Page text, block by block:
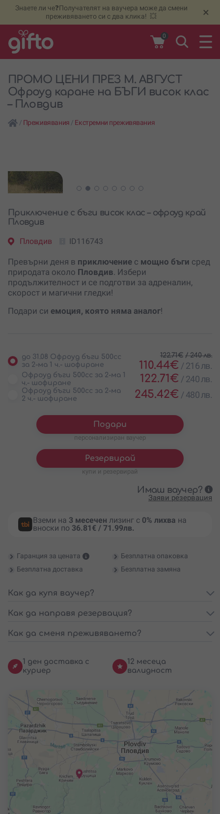
Знаете ли че❓Получателят на ваучера може да смени
преживяването си с два клика! 💥
×
0
ПРОМО ЦЕНИ ПРЕЗ М. АВГУСТ
Офроуд каране на БЪГИ висок клас
– Пловдив
/ Преживявания / Екстремни преживявания
Приключение с бъги висок клас – офроуд край
Пловдив
Пловдив ID116743
Превърни деня в приключение с мощно бъги сред
природата около Пловдив. Избери
продължителност и се подготви за адреналин,
скорост и магични гледки!
Подари си емоция, която няма аналог!
до 31.08 Офроуд бъги 500сс
за 2-ма 1 ч.- шофиране
122.71€ /240 лв.
110.44€ / 216 лв.
Офроуд бъги 500сс за 2-ма 1
ч.- шофиране
122.71€ / 240 лв.
Офроуд бъги 500сс за 2-ма
2 ч.- шофиране
245.42€ / 480 лв.
Подари
персонализиран ваучер
Резервирай
купи и резервирай
Имаш ваучер?
Заяви резервация
Вземи на 3 месечен лизинг с 0% лихва на
вноски по 36.81€ / 71.99лв.
Гаранция за цената
Безплатна опаковка
Безплатна доставка
Безплатна замяна
Как да купя ваучер?
Как да направя резервация?
Как да сменя преживяването?
1 ден доставка с
куриер
12 месеца
валидност